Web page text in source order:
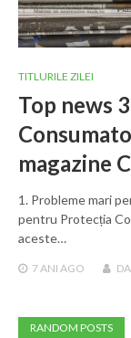
TITLURILE ZILEI
Top news
magazine
1. Probleme mari
pentru Protecția
aceste…
7 ANI AGO
RANDOM POSTS